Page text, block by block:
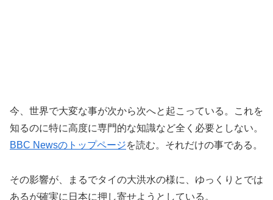
今、世界で大変な事が次から次へと起こっている。これを
知るのに特に高度に専門的な知識など全く必要としない。
BBC Newsのトップページを読む。それだけの事である。
その影響が、まるでタイの大洪水の様に、ゆっくりとでは
あるが確実に日本に押し寄せようとしている。